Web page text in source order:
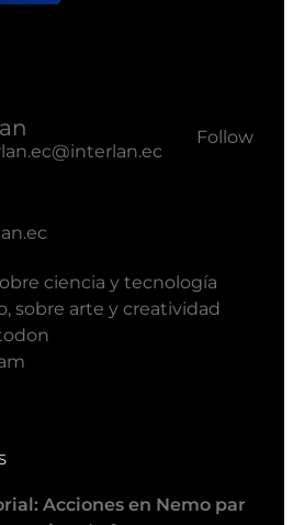
Follow
ciencia y tecnología
sobre arte y creatividad
Acciones en Nemo par